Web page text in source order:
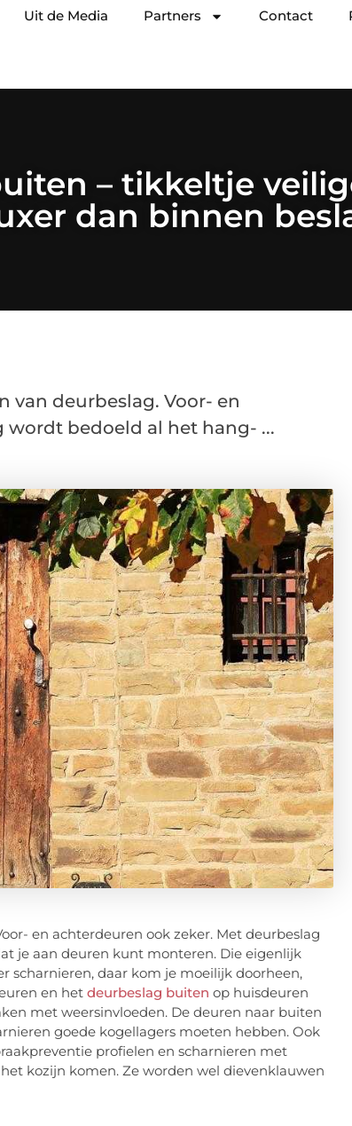
Uit de Media Partners Contact
– tikkeltje
dan binnen
van deurbeslag. Voor- en
wordt bedoeld al het hang- ...
en achterdeuren ook zeker. Met deurbeslag
je aan deuren kunt monteren. Die eigenlijk
scharnieren, daar kom je moeilijk doorheen,
en het deurbeslag buiten op huisdeuren
met weersinvloeden. De deuren naar buiten
goede kogellagers moeten hebben. Ook
profielen en scharnieren met
kozijn komen. Ze worden wel dievenklauwen